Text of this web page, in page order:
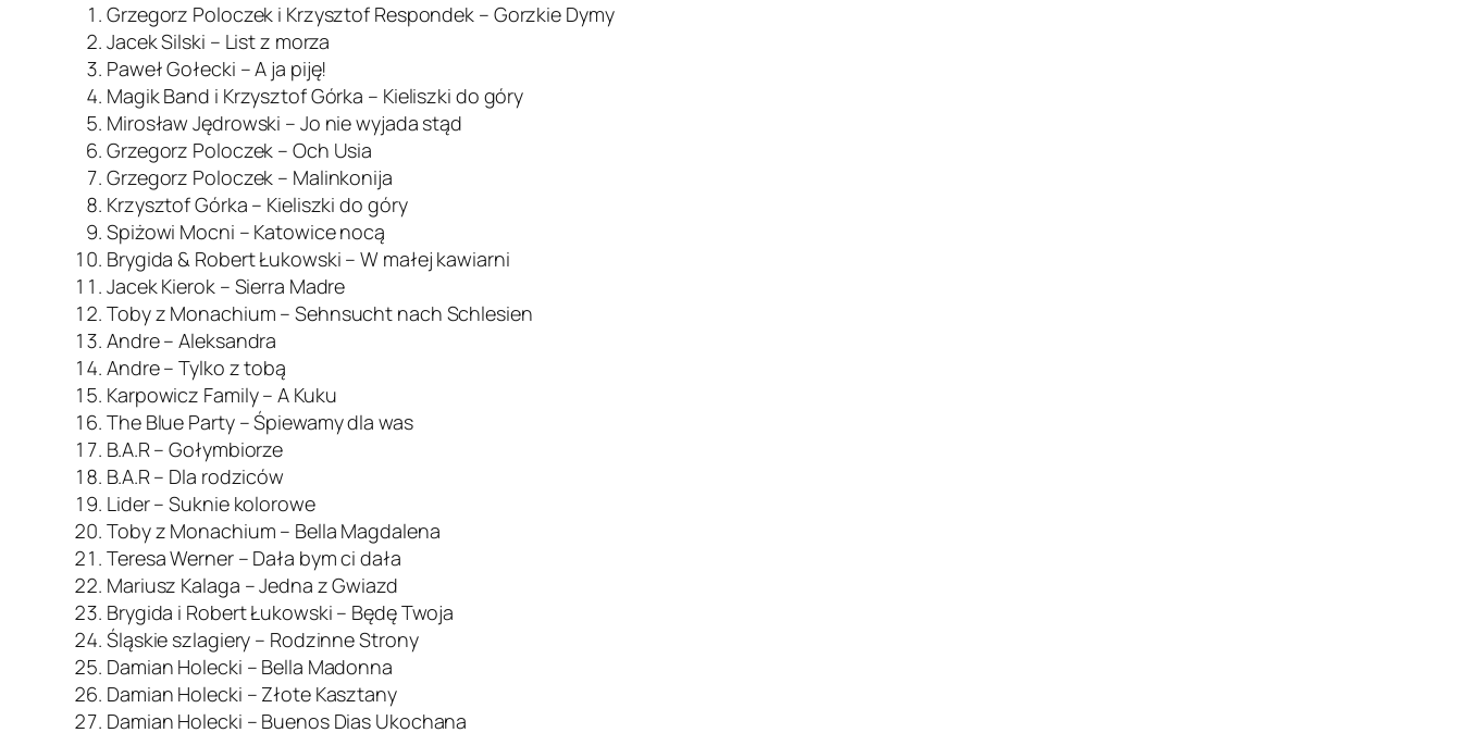
Grzegorz Poloczek i Krzysztof Respondek – Gorzkie Dymy
Jacek Silski – List z morza
Paweł Gołecki – A ja piję!
Magik Band i Krzysztof Górka – Kieliszki do góry
Mirosław Jędrowski – Jo nie wyjada stąd
Grzegorz Poloczek – Och Usia
Grzegorz Poloczek – Malinkonija
Krzysztof Górka – Kieliszki do góry
Spiżowi Mocni – Katowice nocą
Brygida & Robert Łukowski – W małej kawiarni
Jacek Kierok – Sierra Madre
Toby z Monachium – Sehnsucht nach Schlesien
Andre – Aleksandra
Andre – Tylko z tobą
Karpowicz Family – A Kuku
The Blue Party – Śpiewamy dla was
B.A.R – Gołymbiorze
B.A.R – Dla rodziców
Lider – Suknie kolorowe
Toby z Monachium – Bella Magdalena
Teresa Werner – Dała bym ci dała
Mariusz Kalaga – Jedna z Gwiazd
Brygida i Robert Łukowski – Będę Twoja
Śląskie szlagiery – Rodzinne Strony
Damian Holecki – Bella Madonna
Damian Holecki – Złote Kasztany
Damian Holecki – Buenos Dias Ukochana